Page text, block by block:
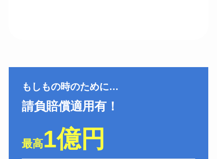
もしもの時のために…
請負賠償適用有！
最高1億円